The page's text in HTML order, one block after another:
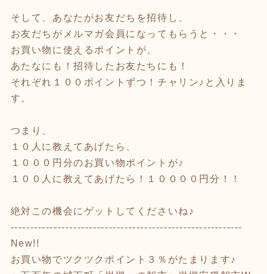
そして、あなたがお友だちを招待し、
お友だちがメルマガ会員になってもらうと・・・
お買い物に使えるポイントが、
あたなにも！招待したお友たちにも！
それぞれ１００ポイントずつ！チャリン♪と入りま
す。
つまり、
１０人に教えてあげたら、
１０００円分のお買い物ポイントが♪
１００人に教えてあげたら！１００００円分！！
絶対この機会にゲットしてくださいね♪
-----------------------------------------------------------
New!!
お買い物でツクツクポイント３％がたまります♪